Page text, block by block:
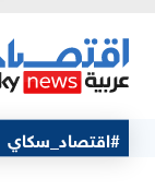
#اقتصاد_سكاي
81.1
+1.57
%)